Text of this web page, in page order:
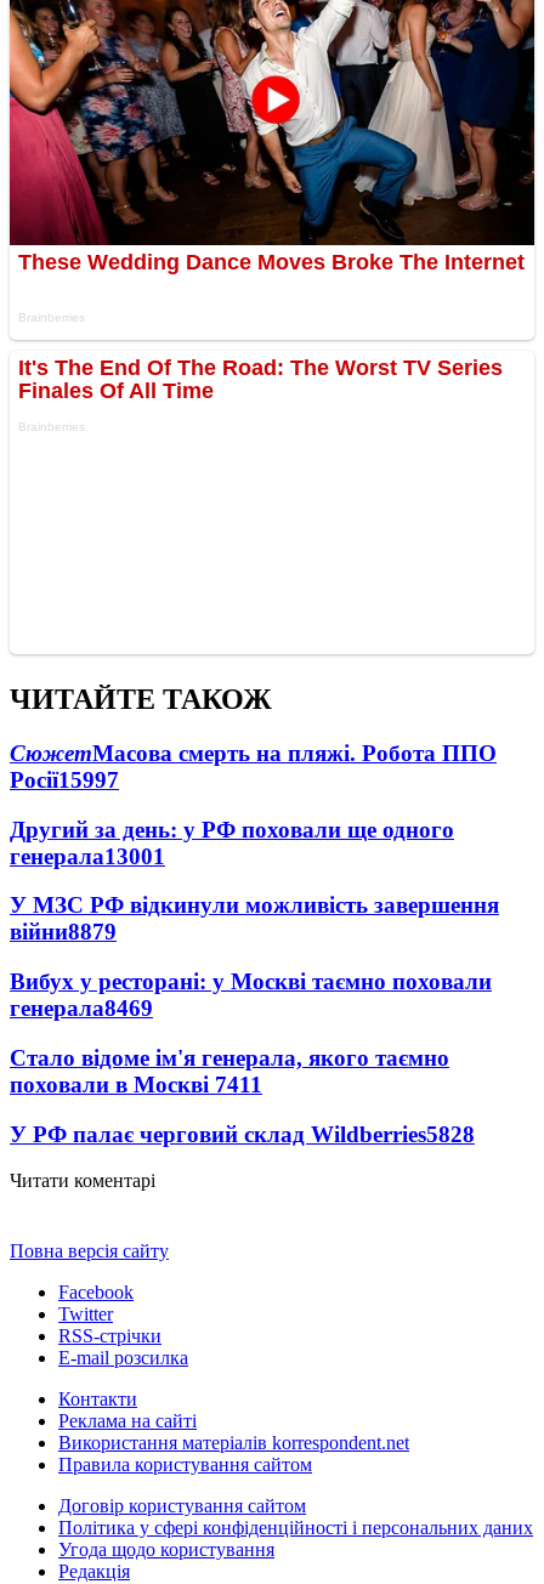
ЧИТАЙТЕ ТАКОЖ
СюжетМасова смерть на пляжі. Робота ППО
Росії15997
Другий за день: у РФ поховали ще одного
генерала13001
У МЗС РФ відкинули можливість завершення
війни8879
Вибух у ресторані: у Москві таємно поховали
генерала8469
Стало відоме ім'я генерала, якого таємно
поховали в Москві 7411
У РФ палає черговий склад Wildberries5828
Читати коментарі
Повна версія сайту
Facebook
Twitter
RSS-стрічки
E-mail розсилка
Контакти
Реклама на сайті
Використання матеріалів korrespondent.net
Правила користування сайтом
Договір користування сайтом
Політика у сфері конфіденційності і персональних даних
Угода щодо користування
Редакція